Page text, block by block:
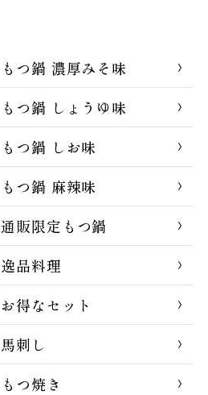
もつ鍋 濃厚みそ味
もつ鍋 しょうゆ味
もつ鍋 しお味
もつ鍋 麻辣味
通販限定もつ鍋
逸品料理
お得なセット
馬刺し
もつ焼き